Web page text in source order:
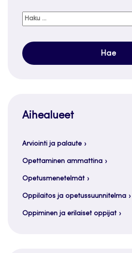
Haku:
Aihealueet
Arviointi ja palaute
Opettaminen ammattina
Opetusmenetelmät
Oppilaitos ja opetussuunnitelma
Oppiminen ja erilaiset oppijat